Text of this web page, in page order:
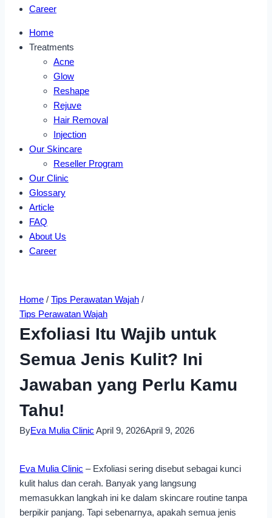
Career
Home
Treatments
Acne
Glow
Reshape
Rejuve
Hair Removal
Injection
Our Skincare
Reseller Program
Our Clinic
Glossary
Article
FAQ
About Us
Career
Home / Tips Perawatan Wajah /
Tips Perawatan Wajah
Exfoliasi Itu Wajib untuk
Semua Jenis Kulit? Ini
Jawaban yang Perlu Kamu
Tahu!
ByEva Mulia Clinic April 9, 2026April 9, 2026
Eva Mulia Clinic – Exfoliasi sering disebut sebagai kunci
kulit halus dan cerah. Banyak yang langsung
memasukkan langkah ini ke dalam skincare routine tanpa
berpikir panjang. Tapi sebenarnya, apakah semua jenis